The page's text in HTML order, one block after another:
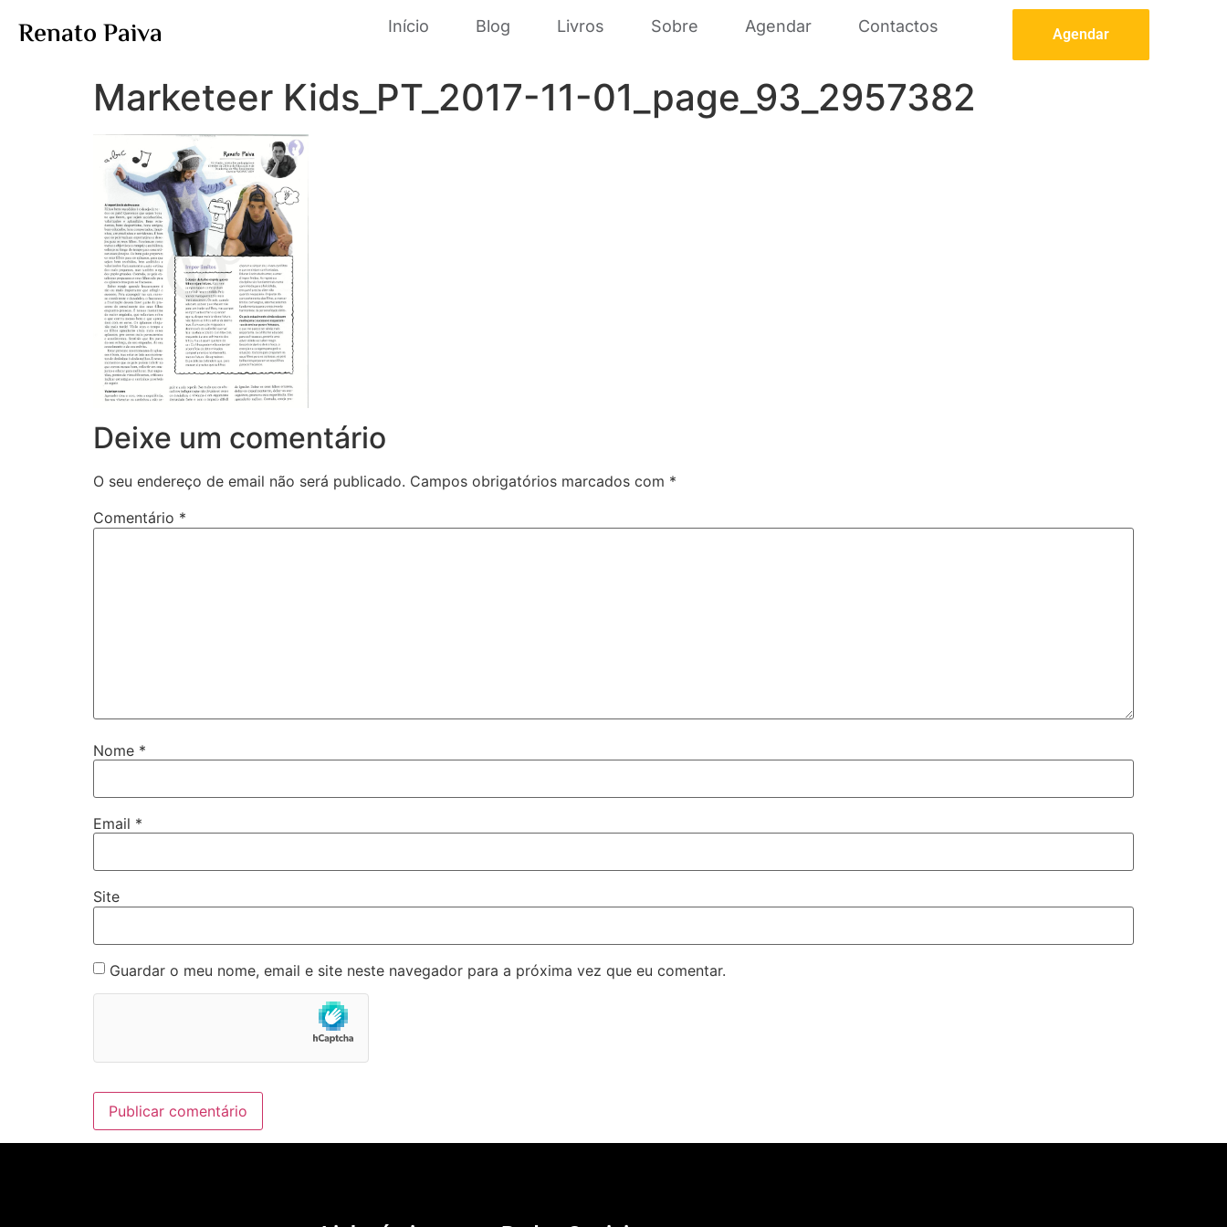
Renato Paiva Início Blog Livros Sobre Agendar Contactos Agendar
Marketeer Kids_PT_2017-11-01_page_93_2957382
Deixe um comentário
O seu endereço de email não será publicado. Campos obrigatórios marcados com *
Comentário *
Nome *
Email *
Site
Guardar o meu nome, email e site neste navegador para a próxima vez que eu comentar.